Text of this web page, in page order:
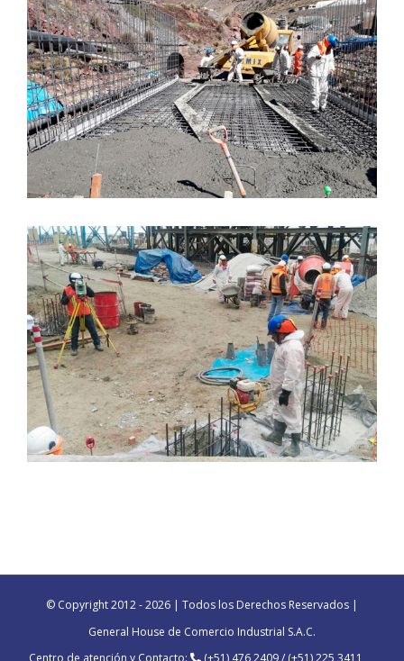
Reconstrucción de Fajas
Estación de Bombeo
© Copyright 2012 -2026 | Todos los Derechos Reservados |
General House de Comercio Industrial S.A.C.